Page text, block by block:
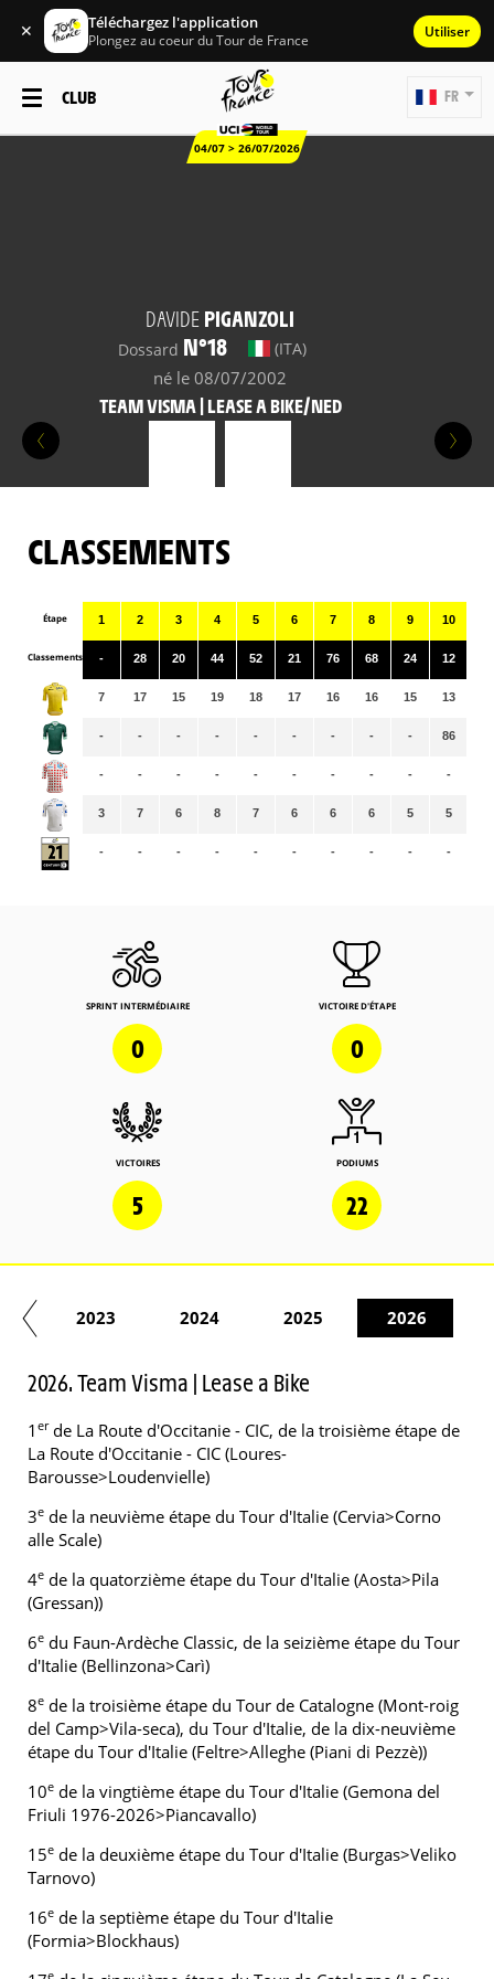
✕ Téléchargez l'application
Plongez au coeur du Tour de France Utiliser
CLUB
04/07 > 26/07/2026
FR
DAVIDE PIGANZOLI
Dossard N°18 (ITA)
né le 08/07/2002
TEAM VISMA | LEASE A BIKE/NED
CLASSEMENTS
Étape
Classements
1
-
7
-
-
3
-
2
28
17
-
-
7
-
3
20
15
-
-
6
-
4
44
19
-
-
8
-
5
52
18
-
-
7
-
6
21
17
-
-
6
-
7
76
16
-
-
6
-
8
68
16
-
-
6
-
9
24
15
-
-
5
-
10
12
13
86
-
5
-
SPRINT INTERMÉDIAIRE
0
VICTOIRE D'ÉTAPE
0
VICTOIRES
5
PODIUMS
22
2023 2024 2025 2026
2026. Team Visma | Lease a Bike
1 erde La Route d'Occitanie - CIC, de la troisième étape de
La Route d'Occitanie - CIC (Loures-
Barousse>Loudenvielle)
3e de la neuvième étape du Tour d'Italie (Cervia>Corno
alle Scale)
4e de la quatorzième étape du Tour d'Italie (Aosta>Pila
(Gressan))
6e du Faun-Ardèche Classic, de la seizième étape du Tour
d'Italie (Bellinzona>Carì)
8e de la troisième étape du Tour de Catalogne (Mont-roig
del Camp>Vila-seca), du Tour d'Italie, de la dix-neuvième
étape du Tour d'Italie (Feltre>Alleghe (Piani di Pezzè))
10e de la vingtième étape du Tour d'Italie (Gemona del
Friuli 1976-2026>Piancavallo)
15e de la deuxième étape du Tour d'Italie (Burgas>Veliko
Tarnovo)
16e de la septième étape du Tour d'Italie
(Formia>Blockhaus)
e